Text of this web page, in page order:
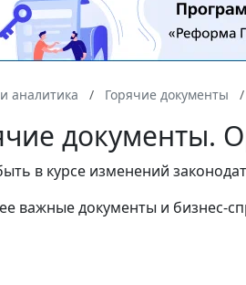
аналитика Горячие документы
документы.
в курсе изменений
важные документы и бизнес-